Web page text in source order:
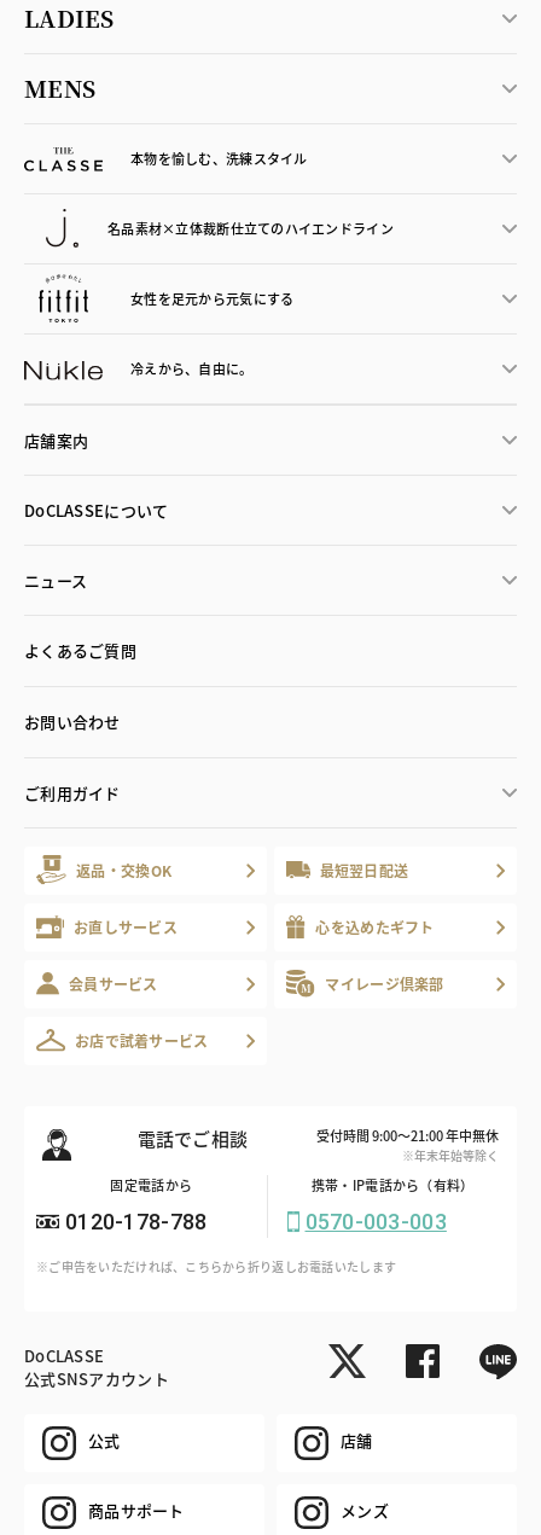
LADIES
MENS
本物を愉しむ、洗練スタイル
名品素材×立体裁断仕立てのハイエンドライン
女性を足元から元気にする
冷えから、 自由に。
店舗案内
DoCLASSEについて
ニュース
よくあるご質問
お問い合わせ
ご利用ガイド
返品・交換OK 最短翌日配送
お直しサービス 心を込めたギフト
会員サービス マイレージ倶楽部
お店で試着サービス
電話でご相談 受付時間 9:00～21:00 年中無休
※年末年始等除く
固定電話から
0120-178-788
携帯・IP電話から（有料）
0570-003-003
※ご申告をいただければ、こちらから折り返しお電話いたします
DoCLASSE
公式SNSアカウント
公式 店舗
商品サポート メンズ